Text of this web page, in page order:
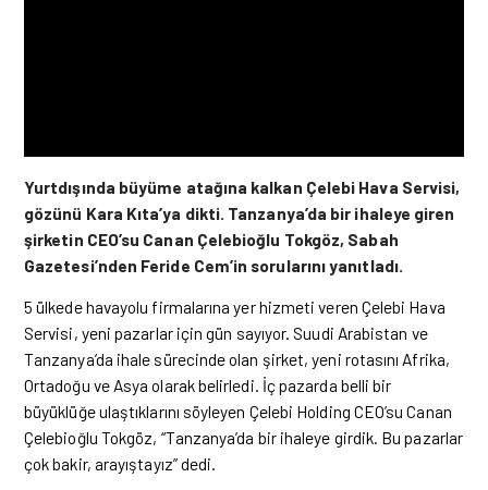
Yurtdışında büyüme atağına kalkan Çelebi Hava Servisi,
gözünü Kara Kıta’ya dikti. Tanzanya’da bir ihaleye giren
şirketin CEO’su Canan Çelebioğlu Tokgöz, Sabah
Gazetesi’nden Feride Cem’in sorularını yanıtladı.
5 ülkede havayolu firmalarına yer hizmeti veren Çelebi Hava
Servisi, yeni pazarlar için gün sayıyor. Suudi Arabistan ve
Tanzanya’da ihale sürecinde olan şirket, yeni rotasını Afrika,
Ortadoğu ve Asya olarak belirledi. İç pazarda belli bir
büyüklüğe ulaştıklarını söyleyen Çelebi Holding CEO’su Canan
Çelebioğlu Tokgöz, “Tanzanya’da bir ihaleye girdik. Bu pazarlar
çok bakir, arayıştayız” dedi.